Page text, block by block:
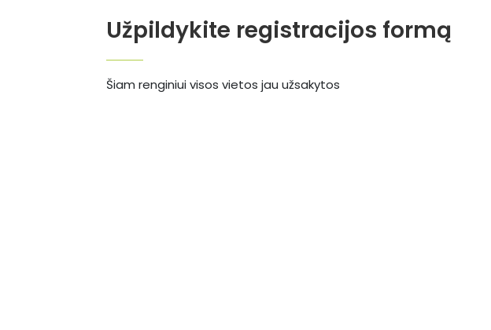
Užpildykite registracijos formą
Šiam renginiui visos vietos jau užsakytos